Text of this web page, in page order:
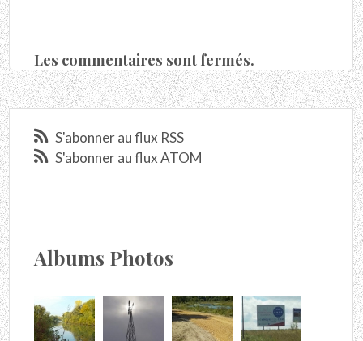
S'abonner au flux RSS
S'abonner au flux ATOM
Albums Photos
Les commentaires sont fermés.